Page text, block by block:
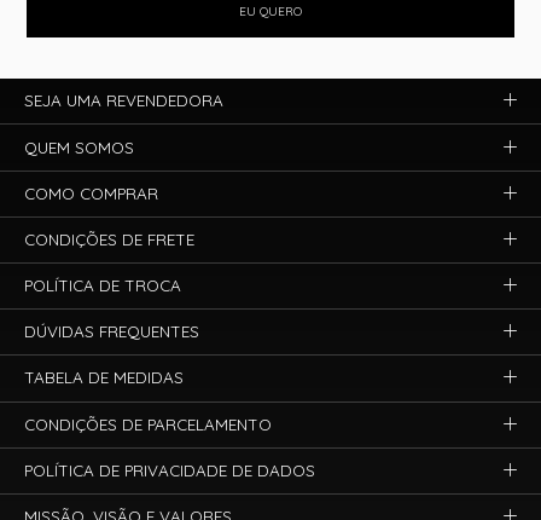
EU QUERO
SEJA UMA REVENDEDORA
QUEM SOMOS
COMO COMPRAR
CONDIÇÕES DE FRETE
POLÍTICA DE TROCA
DÚVIDAS FREQUENTES
TABELA DE MEDIDAS
CONDIÇÕES DE PARCELAMENTO
POLÍTICA DE PRIVACIDADE DE DADOS